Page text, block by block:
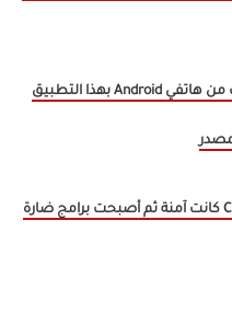
حررت 10 جيجابايت من هاتفي Android بهذا التطبيق